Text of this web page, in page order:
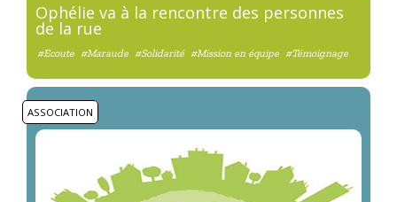
Ophélie va à la rencontre des personnes
de la rue
#Ecoute #Maraude #Solidarité #Mission en équipe #Témoignage
ASSOCIATION